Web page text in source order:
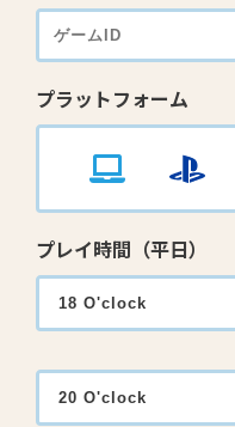
プラットフォーム
プレイ時間（平日）